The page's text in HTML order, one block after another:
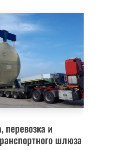
перевозка и
шлюза